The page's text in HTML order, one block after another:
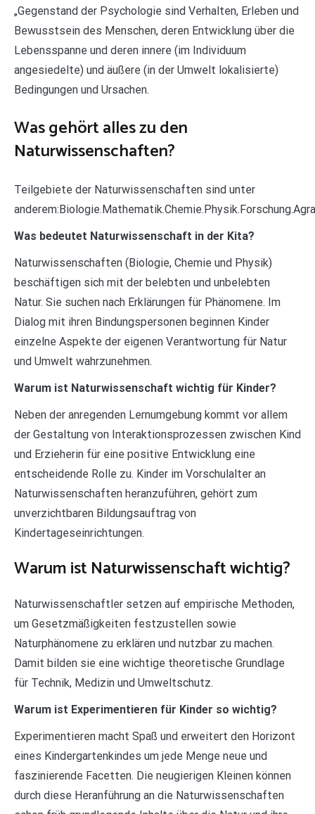
„Gegenstand der Psychologie sind Verhalten, Erleben und
Bewusstsein des Menschen, deren Entwicklung über die
Lebensspanne und deren innere (im Individuum
angesiedelte) und äußere (in der Umwelt lokalisierte)
Bedingungen und Ursachen.
Was gehört alles zu den
Naturwissenschaften?
Teilgebiete der Naturwissenschaften sind unter
Was bedeutet Naturwissenschaft in der Kita?
Naturwissenschaften (Biologie, Chemie und Physik)
beschäftigen sich mit der belebten und unbelebten
Natur. Sie suchen nach Erklärungen für Phänomene. Im
Dialog mit ihren Bindungspersonen beginnen Kinder
einzelne Aspekte der eigenen Verantwortung für Natur
und Umwelt wahrzunehmen.
Warum ist Naturwissenschaft wichtig für Kinder?
Neben der anregenden Lernumgebung kommt vor allem
der Gestaltung von Interaktionsprozessen zwischen Kind
und Erzieherin für eine positive Entwicklung eine
entscheidende Rolle zu. Kinder im Vorschulalter an
Naturwissenschaften heranzuführen, gehört zum
unverzichtbaren Bildungsauftrag von
Kindertageseinrichtungen.
Warum ist Naturwissenschaft wichtig?
Naturwissenschaftler setzen auf empirische Methoden,
um Gesetzmäßigkeiten festzustellen sowie
Naturphänomene zu erklären und nutzbar zu machen.
Damit bilden sie eine wichtige theoretische Grundlage
für Technik, Medizin und Umweltschutz.
Warum ist Experimentieren für Kinder so wichtig?
Experimentieren macht Spaß und erweitert den Horizont
eines Kindergartenkindes um jede Menge neue und
faszinierende Facetten. Die neugierigen Kleinen können
durch diese Heranführung an die Naturwissenschaften